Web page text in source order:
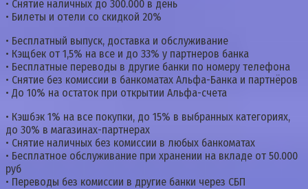
• Снятие наличных до 300.000 в день
• Билеты и отели со скидкой 20%
• Бесплатный выпуск, доставка и обслуживание
• Кэщбек от 1,5% на все и до 33% у партнеров банка
• Бесплатные переводы в другие банки по номеру телефона
• Снятие без комиссии в банкоматах Альфа-Банка и партнёров
• До 10% на остаток при открытии Альфа-счета
• Кэшбэк 1% на все покупки, до 15% в выбранных категориях,
до 30% в магазинах-партнерах
• Снятие наличных без комиссии в любых банкоматах
• Бесплатное обслуживание при хранении на вкладе от 50.000
руб
• Переводы без комиссии в другие банки через СБП